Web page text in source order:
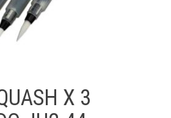
X 3